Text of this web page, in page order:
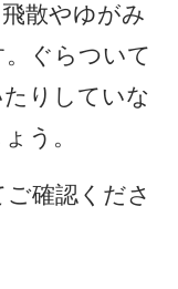
散やゆがみ
ぐらついて
りしていな
う。
確認くださ